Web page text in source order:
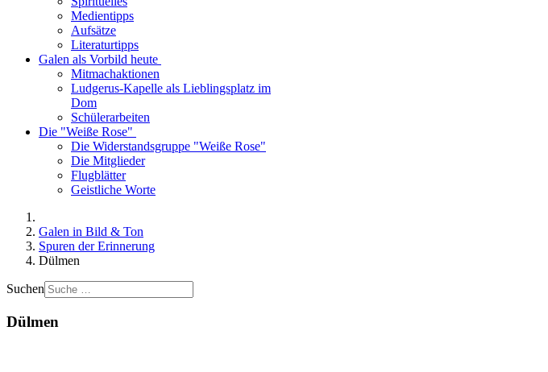
Medientipps
Aufsätze
Literaturtipps
Galen als Vorbild heute
Mitmachaktionen
Ludgerus-Kapelle als Lieblingsplatz im
Dom
Schülerarbeiten
Die "Weiße Rose"
Die Widerstandsgruppe "Weiße Rose"
Die Mitglieder
Flugblätter
Geistliche Worte
Galen in Bild & Ton
Spuren der Erinnerung
Dülmen
Suchen
Dülmen